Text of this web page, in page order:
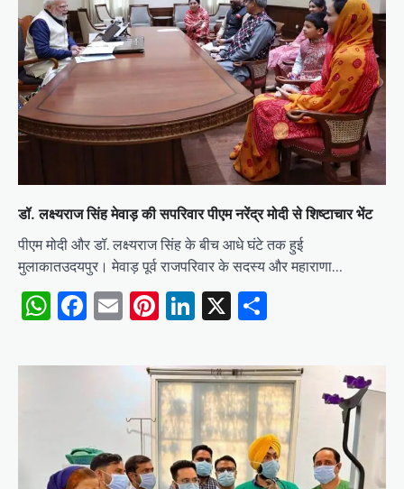
डॉ. लक्ष्यराज सिंह मेवाड़ की सपरिवार पीएम नरेंद्र मोदी से शिष्टाचार भेंट
पीएम मोदी और डॉ. लक्ष्यराज सिंह के बीच आधे घंटे तक हुई
मुलाकातउदयपुर। मेवाड़ पूर्व राजपरिवार के सदस्य और महाराणा…
WhatsApp
Facebook
EmailPinterest
LinkedIn
X